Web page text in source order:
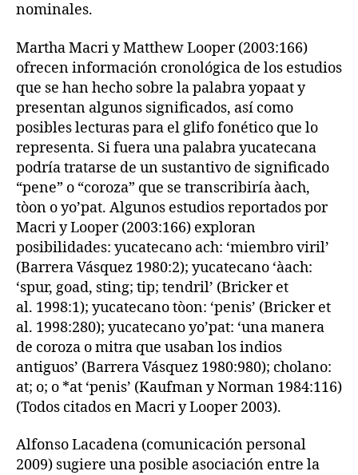
nominales.
Martha Macri y Matthew Looper (2003:166)
ofrecen información cronológica de los estudios
que se han hecho sobre la palabra yopaat y
presentan algunos significados, así como
posibles lecturas para el glifo fonético que lo
representa. Si fuera una palabra yucatecana
podría tratarse de un sustantivo de significado
“pene” o “coroza” que se transcribiría àach,
tòon o yo’pat. Algunos estudios reportados por
Macri y Looper (2003:166) exploran
posibilidades: yucatecano ach: ‘miembro viril’
(Barrera Vásquez 1980:2); yucatecano ‘àach:
‘spur, goad, sting; tip; tendril’ (Bricker et
al. 1998:1); yucatecano tòon: ‘penis’ (Bricker et
al. 1998:280); yucatecano yo’pat: ‘una manera
de coroza o mitra que usaban los indios
antiguos’ (Barrera Vásquez 1980:980); cholano:
at; o; o *at ‘penis’ (Kaufman y Norman 1984:116)
(Todos citados en Macri y Looper 2003).
Alfonso Lacadena (comunicación personal
2009) sugiere una posible asociación entre la